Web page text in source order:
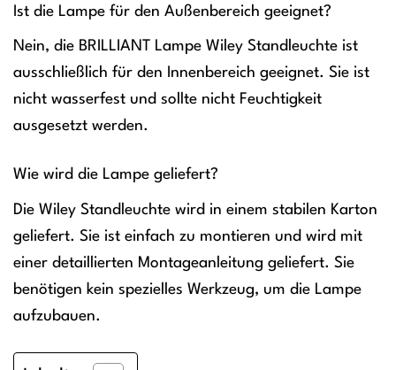
Ist die Lampe für den Außenbereich geeignet?
Nein, die BRILLIANT Lampe Wiley Standleuchte ist
ausschließlich für den Innenbereich geeignet. Sie ist
nicht wasserfest und sollte nicht Feuchtigkeit
ausgesetzt werden.
Wie wird die Lampe geliefert?
Die Wiley Standleuchte wird in einem stabilen Karton
geliefert. Sie ist einfach zu montieren und wird mit
einer detaillierten Montageanleitung geliefert. Sie
benötigen kein spezielles Werkzeug, um die Lampe
aufzubauen.